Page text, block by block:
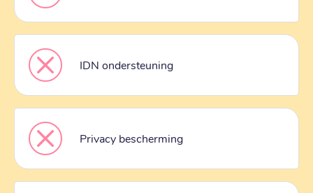
IDN ondersteuning
Privacy bescherming